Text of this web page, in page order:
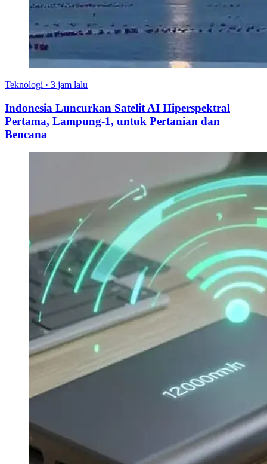
Teknologi · 3 jam lalu
Indonesia Luncurkan Satelit AI Hiperspektral
Pertama, Lampung-1, untuk Pertanian dan
Bencana